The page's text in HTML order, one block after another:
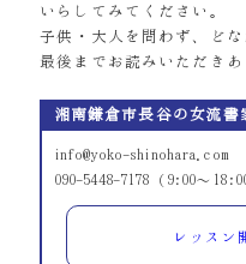
いらしてみてください。
子供・大人を問わず、どな
最後までお読みいただき
湘南鎌倉市長谷の女流書
info@yoko-shinohara.com
090-5448-7178（9:00～
レッスン